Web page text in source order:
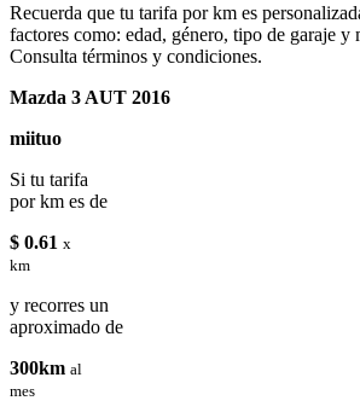
Recuerda que tu tarifa por km es
factores como: edad, género, tipo de garaje y
Consulta términos y condiciones.
Mazda 3 AUT 2016
miituo
Si tu tarifa
por km es de
$ 0.61 x
km
y recorres un
aproximado de
300km al
mes